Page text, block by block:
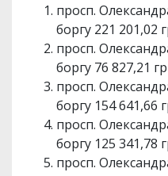
просп.
боргу 221 201,02
просп.
боргу 76 827,21
просп.
боргу 154 641,66
просп.
боргу 125 341,78
просп.